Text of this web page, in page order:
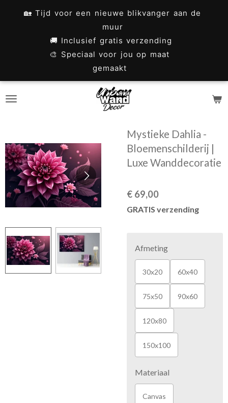
🏡 Tijd voor een nieuwe blikvanger aan de
muur
🚚 Inclusief gratis verzending
🎨 Speciaal voor jou op maat
gemaakt
Mystieke Dahlia -
Bloemenschilderij |
Luxe Wanddecoratie
€ 69,00
GRATIS verzending
Afmeting
30x20 60x40
75x50 90x60
120x80
150x100
Materiaal
Canvas